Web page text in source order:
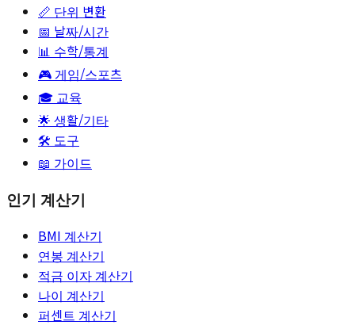
📏 단위 변환
📅 날짜/시간
📊 수학/통계
🎮게임/스포츠
🎓 교육
🌟 생활/기타
🛠️ 도구
📖 가이드
인기 계산기
BMI 계산기
연봉 계산기
적금 이자 계산기
나이 계산기
퍼센트 계산기